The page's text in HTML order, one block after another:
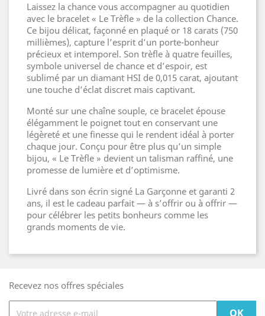
Laissez la chance vous accompagner au quotidien
avec le bracelet « Le Trèfle » de la collection Chance.
Ce bijou délicat, façonné en plaqué or 18 carats (750
millièmes), capture l’esprit d’un porte-bonheur
précieux et intemporel. Son trèfle à quatre feuilles,
symbole universel de chance et d’espoir, est
sublimé par un diamant HSI de 0,015 carat, ajoutant
une touche d’éclat discret mais captivant.
Monté sur une chaîne souple, ce bracelet épouse
élégamment le poignet tout en conservant une
légèreté et une finesse qui le rendent idéal à porter
chaque jour. Conçu pour être plus qu’un simple
bijou, « Le Trèfle » devient un talisman raffiné, une
promesse de lumière et d’optimisme.
Livré dans son écrin signé La Garçonne et garanti 2
ans, il est le cadeau parfait — à s’offrir ou à offrir —
pour célébrer les petits bonheurs comme les
grands moments de vie.
Recevez nos offres spéciales